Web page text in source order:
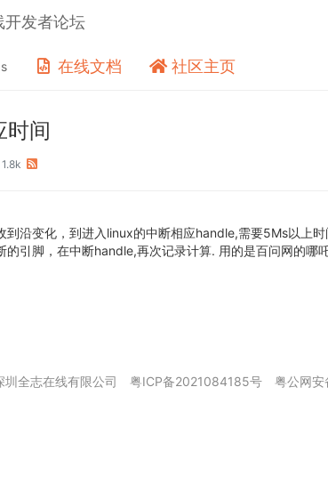
开发者论坛
在线文档 社区主页
时间
1.8k
到沿变化，到进入linux的中断相应handle,需要5Ms以上
的引脚，在中断handle,再次记录计算. 用的是百问网的哪
全志在线有限公司 粤ICP备2021084185号 粤公网